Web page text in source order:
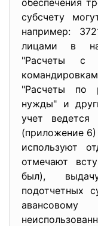
обеспечения
субсчету
например:
лицами в
"Расчеты с
"Расчеты по
нужды" и
учет
(приложение
используют
отмечают
был),
подотчетных